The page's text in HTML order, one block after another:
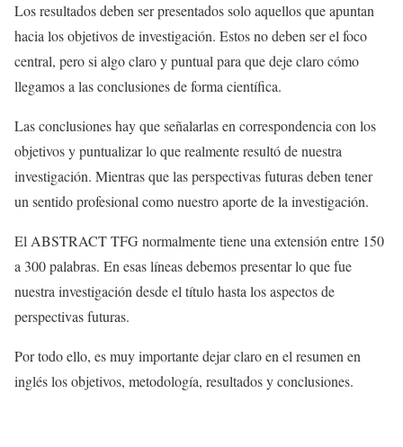
Los resultados deben ser presentados solo aquellos que apuntan
hacia los objetivos de investigación. Estos no deben ser el foco
central, pero si algo claro y puntual para que deje claro cómo
llegamos a las conclusiones de forma científica.
Las conclusiones hay que señalarlas en correspondencia con los
objetivos y puntualizar lo que realmente resultó de nuestra
investigación. Mientras que las perspectivas futuras deben tener
un sentido profesional como nuestro aporte de la investigación.
El ABSTRACT TFG normalmente tiene una extensión entre 150
a 300 palabras. En esas líneas debemos presentar lo que fue
nuestra investigación desde el título hasta los aspectos de
perspectivas futuras.
Por todo ello, es muy importante dejar claro en el resumen en
inglés los objetivos, metodología, resultados y conclusiones.